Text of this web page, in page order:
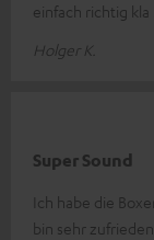
einfach richtig kla
Holger K.
Super Sound
Ich habe die
bin sehr